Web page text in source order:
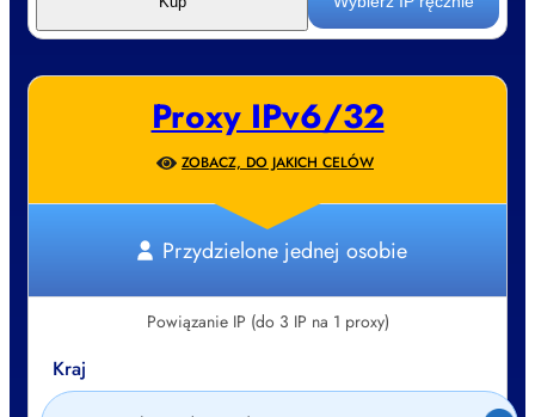
Proxy IPv6/32
ZOBACZ, DO JAKICH CELÓW
Przydzielone jednej osobie
Powiązanie IP (do 3 IP na 1 proxy)
Kraj